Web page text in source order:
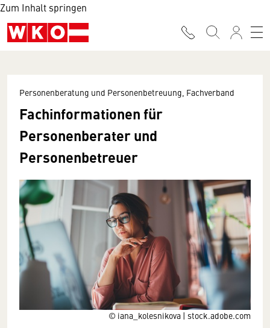
Zum Inhalt springen
© iana_kolesnikova | stock.adobe.com
Personenberatung und Personenbetreuung, Fachverband
Fachinformationen für
Personenberater und
Personenbetreuer